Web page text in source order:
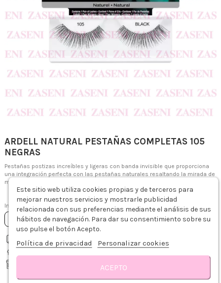
ARDELL NATURAL PESTAÑAS COMPLETAS 105
NEGRAS
Pestañas postizas increíbles y ligeras con banda invisible que proporciona
una integración perfecta con las pestañas naturales resaltando la mirada de
manera suave y natural aumentando su intensidad.
6,79 €
Impuestos incluidos
Añadir al carrito
Envío gratis desde 75€
Recogida gratis en tienda
Descripción
Este sitio web utiliza cookies propias y de terceros para
mejorar nuestros servicios y mostrarle publicidad
relacionada con sus preferencias mediante el análisis de sus
hábitos de navegación. Para dar su consentimiento sobre su
uso pulse el botón Acepto.
Política de privacidad Personalizar cookies
ACEPTO